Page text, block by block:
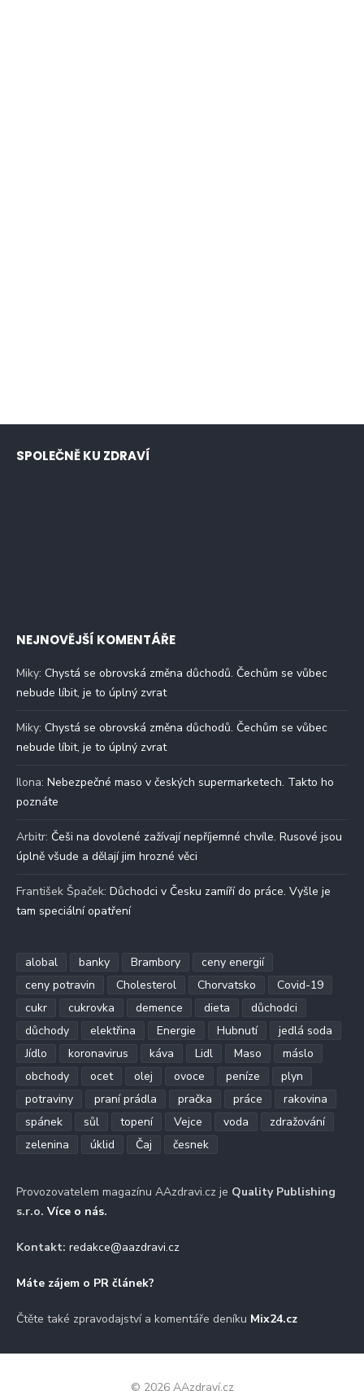
SPOLEČNĚ KU ZDRAVÍ
NEJNOVĚJŠÍ KOMENTÁŘE
Miky: Chystá se obrovská změna důchodů. Čechům se vůbec
nebude líbit, je to úplný zvrat
Miky: Chystá se obrovská změna důchodů. Čechům se vůbec
nebude líbit, je to úplný zvrat
Ilona: Nebezpečné maso v českých supermarketech. Takto ho
poznáte
Arbitr: Češi na dovolené zažívají nepříjemné chvíle. Rusové jsou
úplně všude a dělají jim hrozné věci
František Špaček: Důchodci v Česku zamíří do práce. Vyšle je
tam speciální opatření
alobal banky Brambory
ceny energií
ceny potravin
Cholesterol Chorvatsko
Covid-19
cukr
cukrovka demence dieta
důchodci
důchody
elektřina Energie Hubnutí
jedlá soda
Jídlo
koronavirus káva Lidl Maso
máslo
obchody
ocet olej ovoce peníze
plyn
potraviny
praní prádla pračka práce
rakovina
spánek
sůl topení Vejce voda
zdražování
zelenina
úklid Čaj česnek
Provozovatelem magazínu AAzdravi.cz je Quality Publishing
s.r.o. Více o nás.
Kontakt: redakce@aazdravi.cz
Máte zájem o PR článek?
Čtěte také zpravodajství a komentáře deníku Mix24.cz
© 2026 AAzdraví.cz